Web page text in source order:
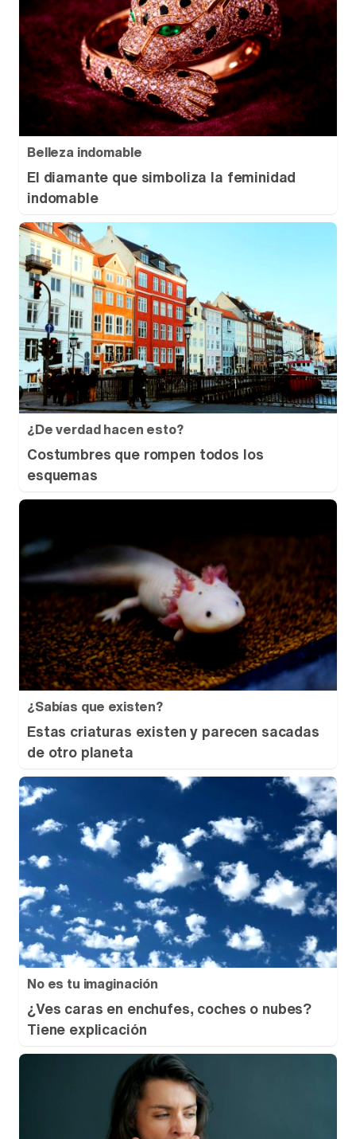
Belleza indomable
El diamante que simboliza la feminidad
indomable
¿De verdad hacen esto?
Costumbres que rompen todos los
esquemas
¿Sabías que existen?
Estas criaturas existen y parecen sacadas
de otro planeta
No es tu imaginación
¿Ves caras en enchufes, coches o nubes?
Tiene explicación